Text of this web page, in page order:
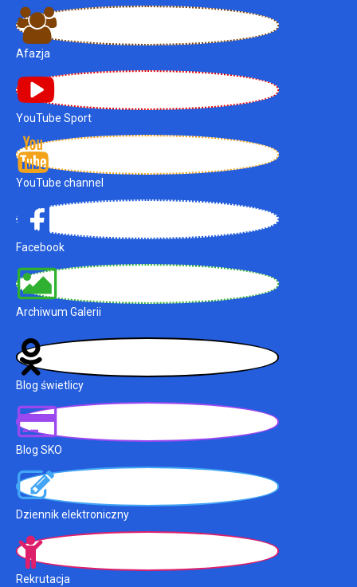
Afazja
YouTube Sport
YouTube channel
Facebook
Archiwum Galerii
Blog świetlicy
Blog SKO
Dziennik elektroniczny
Rekrutacja